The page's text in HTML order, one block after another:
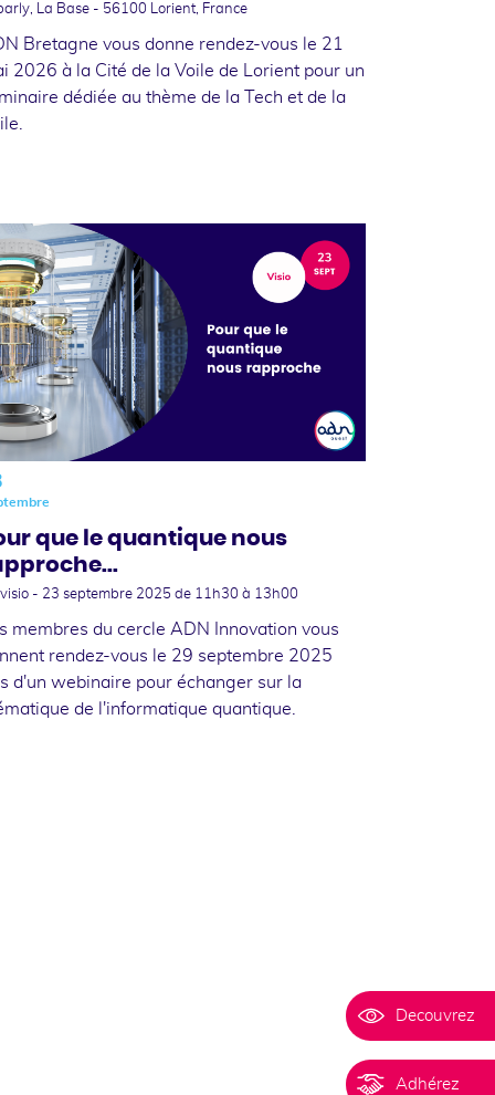
La Base - 56100 Lorient, France
Bretagne vous donne rendez-vous le 21
2026 à la Cité de la Voile de Lorient pour un
dédiée au thème de la Tech et de la
que le quantique nous
- 23 septembre 2025 de 11h30 à 13h00
membres du cercle ADN Innovation vous
rendez-vous le 29 septembre 2025
d'un webinaire pour échanger sur la
de l'informatique quantique.
Decouvrez
Adhérez